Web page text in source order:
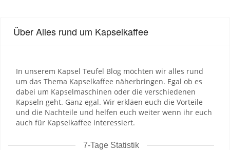
Über Alles rund um Kapselkaffee
In unserem Kapsel Teufel Blog möchten wir alles rund
um das Thema Kapselkaffee näherbringen. Egal ob es
dabei um Kapselmaschinen oder die verschiedenen
Kapseln geht. Ganz egal. Wir erkläen euch die Vorteile
und die Nachteile und helfen euch weiter wenn ihr euch
auch für Kapselkaffee interessiert.
7-Tage Statistik